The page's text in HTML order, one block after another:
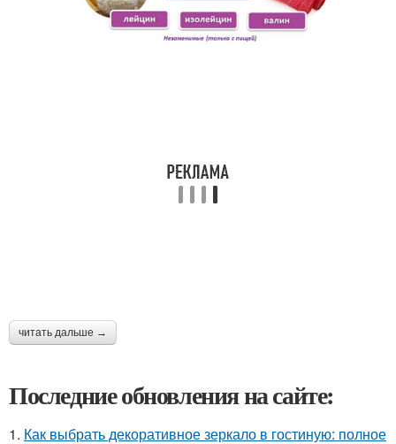
читать дальше →
Последние обновления на сайте:
1. Как выбрать декоративное зеркало в гостиную: полное